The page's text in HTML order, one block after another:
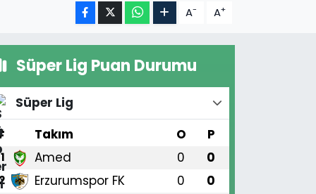
A- A+
Süper Lig Puan Durumu
Süper Lig
Takım O P
1 Amed 0 0
Erzurumspor FK 0 0